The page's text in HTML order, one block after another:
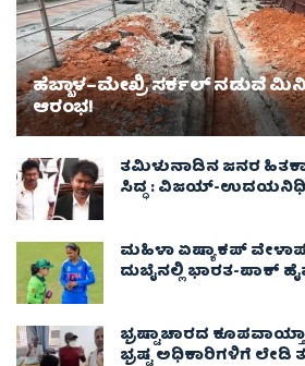
ಹೆಬ್ಬಾಳ–ಮೇಖ್ರಿ ಸರ್ಕಲ್ ನಡುವೆ
ಆರಂಭ!
ತಮಿಳುನಾಡಿನ ಜನರ
ಸಿದ್ಧ : ವಿಜಯ್‌-ಉದಯನಿಧಿ
ಮಹಿಳಾ ಏಷ್ಯಾಕಪ್
ದುಬೈನಲ್ಲಿ ಭಾರತ-ಪಾಕ್‌
ಭ್ರಷ್ಟಾಚಾರದ
ಭ್ರಷ್ಟ ಅಧಿಕಾರಿಗಳಿಗೆ ಲೇಡಿ